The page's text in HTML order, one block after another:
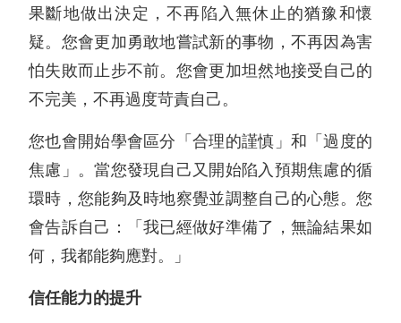
果斷地做出決定，不再陷入無休止的猶豫和懷
疑。您會更加勇敢地嘗試新的事物，不再因為害
怕失敗而止步不前。您會更加坦然地接受自己的
不完美，不再過度苛責自己。
您也會開始學會區分「合理的謹慎」和「過度的
焦慮」。當您發現自己又開始陷入預期焦慮的循
環時，您能夠及時地察覺並調整自己的心態。您
會告訴自己：「我已經做好準備了，無論結果如
何，我都能夠應對。」
信任能力的提升